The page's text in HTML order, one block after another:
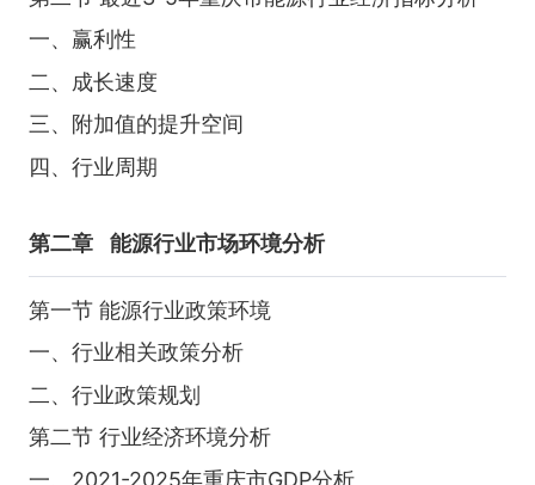
一、赢利性
二、成长速度
三、附加值的提升空间
四、行业周期
第二章 能源行业市场环境分析
第一节 能源行业政策环境
一、行业相关政策分析
二、行业政策规划
第二节 行业经济环境分析
一、2021-2025年重庆市GDP分析